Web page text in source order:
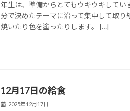
年生は、準備からとてもウキウキしてい
分で決めたテーマに沿って集中して取
焼いたり色を塗ったりします。 […]
12月17日の給食
2025年12月17日